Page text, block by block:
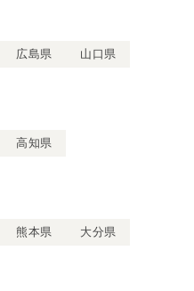
広島県 山口県
高知県
熊本県
大分県